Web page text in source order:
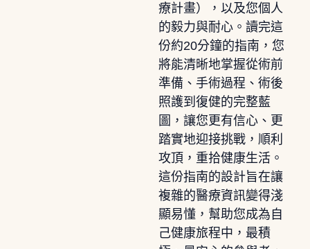
療計畫），以及您個人
的毅力與耐心。讀完這
份約20分鐘的指南，您
將能清晰地掌握從術前
準備、手術過程、術後
照護到復健的完整藍
圖，讓您更有信心、更
踏實地迎接挑戰，順利
攻頂，重拾健康生活。
這份指南的設計旨在讓
複雜的醫療資訊變得淺
顯易懂，幫助您成為自
己健康旅程中，最積